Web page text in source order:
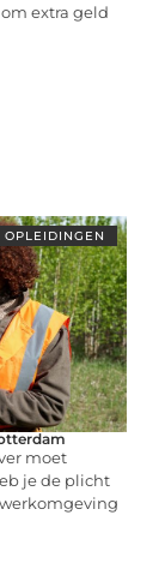
extra geld
moet
je de plicht